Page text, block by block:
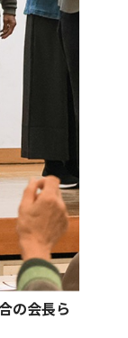
の会長ら